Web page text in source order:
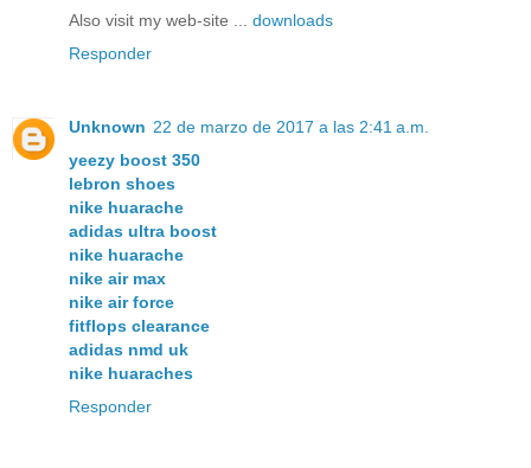
Also visit my web-site ... downloads
Responder
Unknown 22 de marzo de 2017 a las 2:41 a.m.
yeezy boost 350
lebron shoes
nike huarache
adidas ultra boost
nike huarache
nike air max
nike air force
fitflops clearance
adidas nmd uk
nike huaraches
Responder